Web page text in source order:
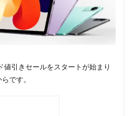
値引きセールをスタートが始まり
です。